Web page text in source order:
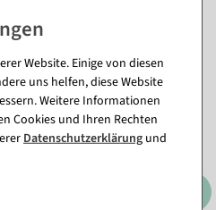
(8)
Website. Einige von diesen
uns helfen, diese Website
Weitere Informationen
Cookies und Ihren Rechten
Daten­schutz­erklärung und